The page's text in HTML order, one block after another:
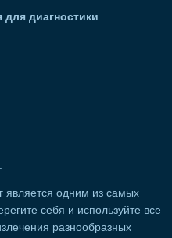
для диагностики
является одним из самых
себя и используйте все
разнообразных